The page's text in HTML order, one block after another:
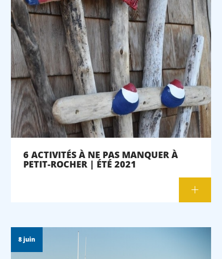
6 ACTIVITÉS À NE PAS MANQUER À
PETIT-ROCHER | ÉTÉ 2021
8 juin